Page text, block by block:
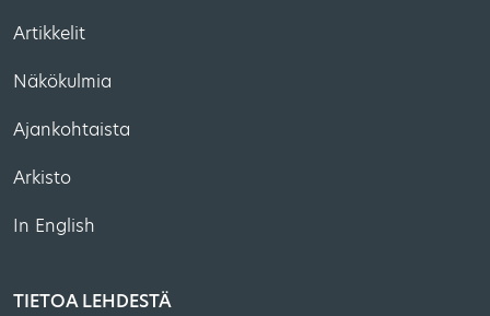
Artikkelit
Näkökulmia
Ajankohtaista
Arkisto
In English
TIETOA LEHDESTÄ